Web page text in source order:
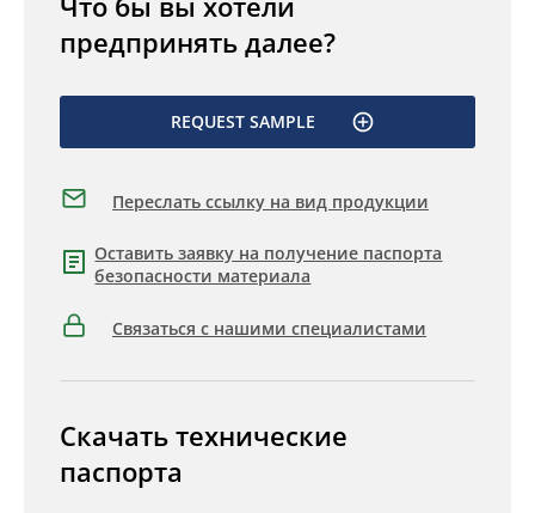
предпринять далее?
REQUEST SAMPLE
Переслать ссылку на вид продукции
Оставить заявку на получение паспорта
безопасности материала
Связаться с нашими специалистами
Скачать технические
паспорта